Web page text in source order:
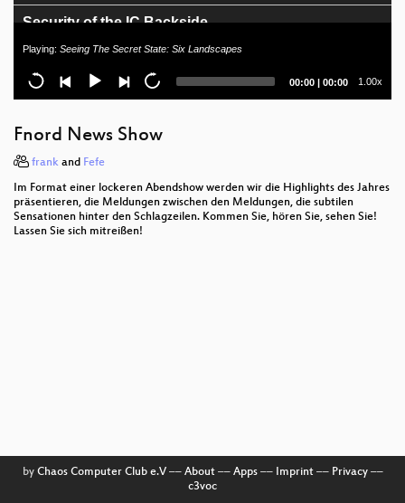
Security of the IC Backside
Baseband Exploitation in 2013
The Year in Crypto
Hardware Attacks, Advanced ARM Exploitation, and
Android Hacking
Glass Hacks
The Four Wars
The philosophy of hacking
Mobile network attack evolution
Playing: Seeing The Secret State: Six Landscapes
Current
00:00 | Total
00:00 1.00x
Fnord News Show
frank and Fefe
Im Format einer lockeren Abendshow werden wir die Highlights des Jahres
präsentieren, die Meldungen zwischen den Meldungen, die subtilen
Sensationen hinter den Schlagzeilen. Kommen Sie, hören Sie, sehen Sie!
Lassen Sie sich mitreißen!
by Chaos Computer Club e.V–– About–– Apps–– Imprint–– Privacy––
c3voc